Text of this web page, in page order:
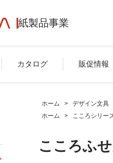
紙製品事業
カタログ 販促情報
ホーム > デザイン文具
ホーム
> こころシリー
こころふ